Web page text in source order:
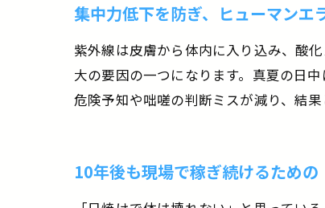
集中力低下を防ぎ、ヒューマンエ
紫外線は皮膚から体内に入り込み、酸
大の要因の一つになります。真夏の日
危険予知や咄嗟の判断ミスが減り、結
10年後も現場で稼ぎ続けるため